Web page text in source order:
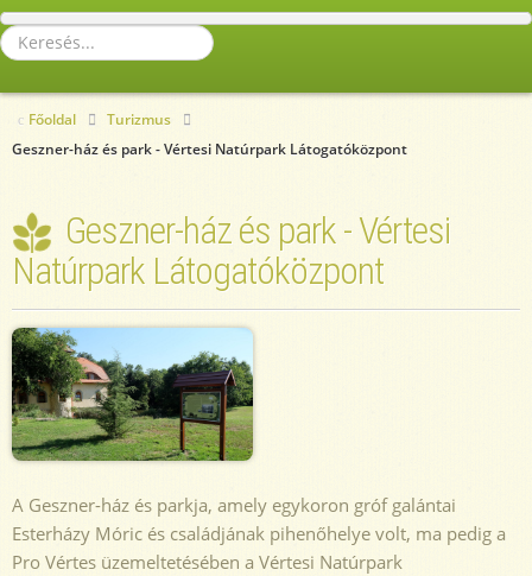
Keresés...
Főoldal
Turizmus
Geszner-ház és park - Vértesi Natúrpark Látogatóközpont
Geszner-ház és park - Vértesi
Natúrpark Látogatóközpont
A Geszner-ház és parkja, amely egykoron gróf galántai
Esterházy Móric és családjának pihenőhelye volt, ma pedig a
Pro Vértes üzemeltetésében a Vértesi Natúrpark